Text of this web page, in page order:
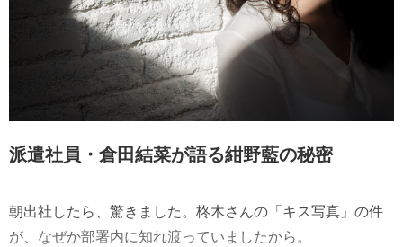
派遣社員・倉田結菜が語る紺野藍の秘密
朝出社したら、驚きました。柊木さんの「キス写真」の件
が、なぜか部署内に知れ渡っていましたから。